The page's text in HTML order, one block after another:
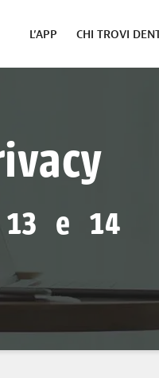
L’APP CHI TROVI
e 14